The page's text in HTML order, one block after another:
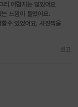
리 어렵지는 않았어요
느낌이 들었어요.
수 있었어요. 사진찍을
신고